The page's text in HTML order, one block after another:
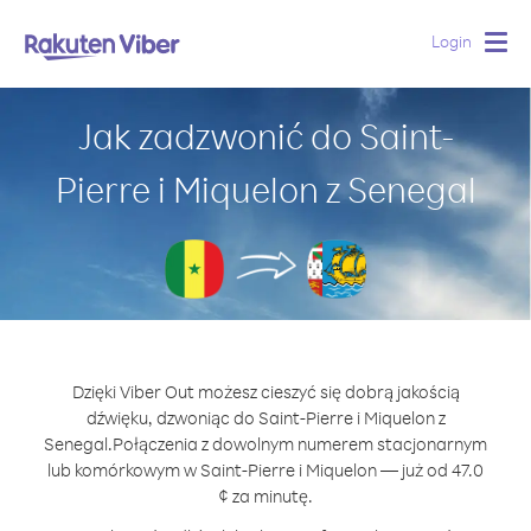
Login
Jak zadzwonić do Saint-
Pierre i Miquelon z Senegal
Dzięki Viber Out możesz cieszyć się dobrą jakością
dźwięku, dzwoniąc do Saint-Pierre i Miquelon z
Senegal.Połączenia z dowolnym numerem stacjonarnym
lub komórkowym w Saint-Pierre i Miquelon — już od 47.0
¢ za minutę.